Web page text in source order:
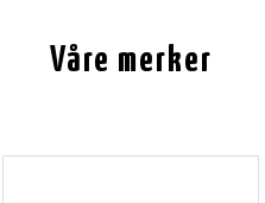
Våre merker